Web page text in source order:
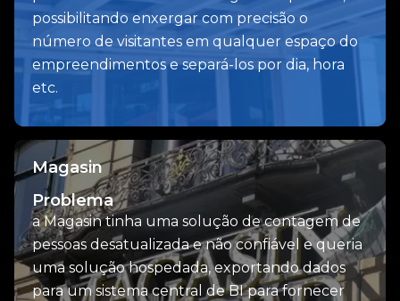
possibilitando enxergar com precisão o
número de visitantes em qualquer espaço do
empreendimentos e separá-los por dia, hora
etc.
Magasin
Problema
a Magasin tinha uma solução de contagem de
pessoas desatualizada e não confiável e queria
uma solução hospedada, exportando dados
para um sistema central de BI para fornecer